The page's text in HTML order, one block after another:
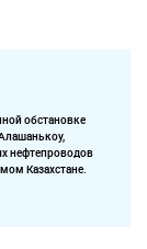
обстановке
нефтепроводов
Казахстане.